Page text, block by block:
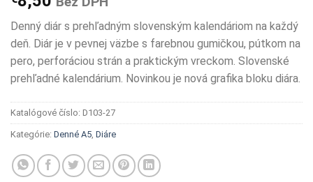
Denný diár s prehľadným slovenským kalendáriom na každý
deň. Diár je v pevnej väzbe s farebnou gumičkou, pútkom na
pero, perforáciou strán a praktickým vreckom. Slovenské
prehľadné kalendárium. Novinkou je nová grafika bloku diára.
Katalógové číslo: D103-27
Kategórie: Denné A5 Diáre